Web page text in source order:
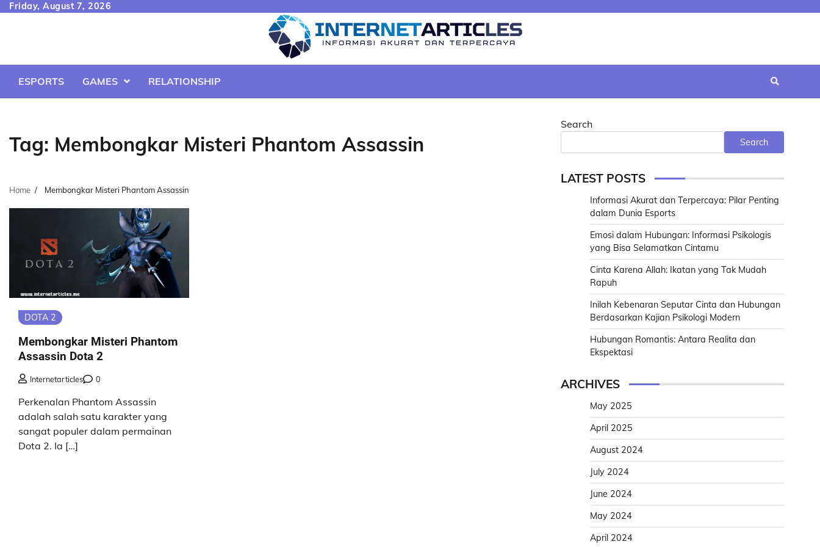
SkipFriday, August 7, 2026
ESPORTS GAMES RELATIONSHIP
Tag: Membongkar Misteri Phantom Assassin
Home Membongkar Misteri Phantom Assassin
DOTA 2
Membongkar Misteri Phantom
Assassin Dota 2
Internetarticles 0
Perkenalan Phantom Assassin
adalah salah satu karakter yang
sangat populer dalam permainan
Dota 2. Ia […]
Search
Search
LATEST POSTS
Informasi Akurat dan Terpercaya: Pilar Penting
dalam Dunia Esports
Emosi dalam Hubungan: Informasi Psikologis
yang Bisa Selamatkan Cintamu
Cinta Karena Allah: Ikatan yang Tak Mudah
Rapuh
Inilah Kebenaran Seputar Cinta dan Hubungan
Berdasarkan Kajian Psikologi Modern
Hubungan Romantis: Antara Realita dan
Ekspektasi
ARCHIVES
May 2025
April 2025
August 2024
July 2024
June 2024
May 2024
April 2024